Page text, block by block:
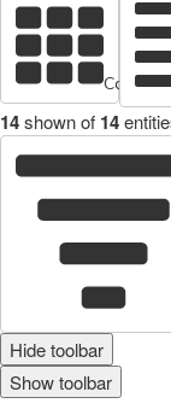
Cards
14shown of 14
Hide toolbar
Show toolbar